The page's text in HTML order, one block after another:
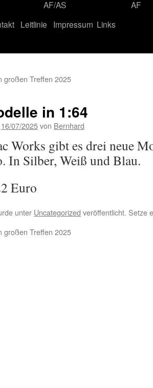
AF/AS
AF
Leitlinie Impressum Links
großen Treffen 2025
in 1:64
16/07/2025von Bernhard
Works gibt es drei neue
In Silber, Weiß und Blau.
Euro
unter Uncategorized veröffentlicht. Setze
großen Treffen 2025